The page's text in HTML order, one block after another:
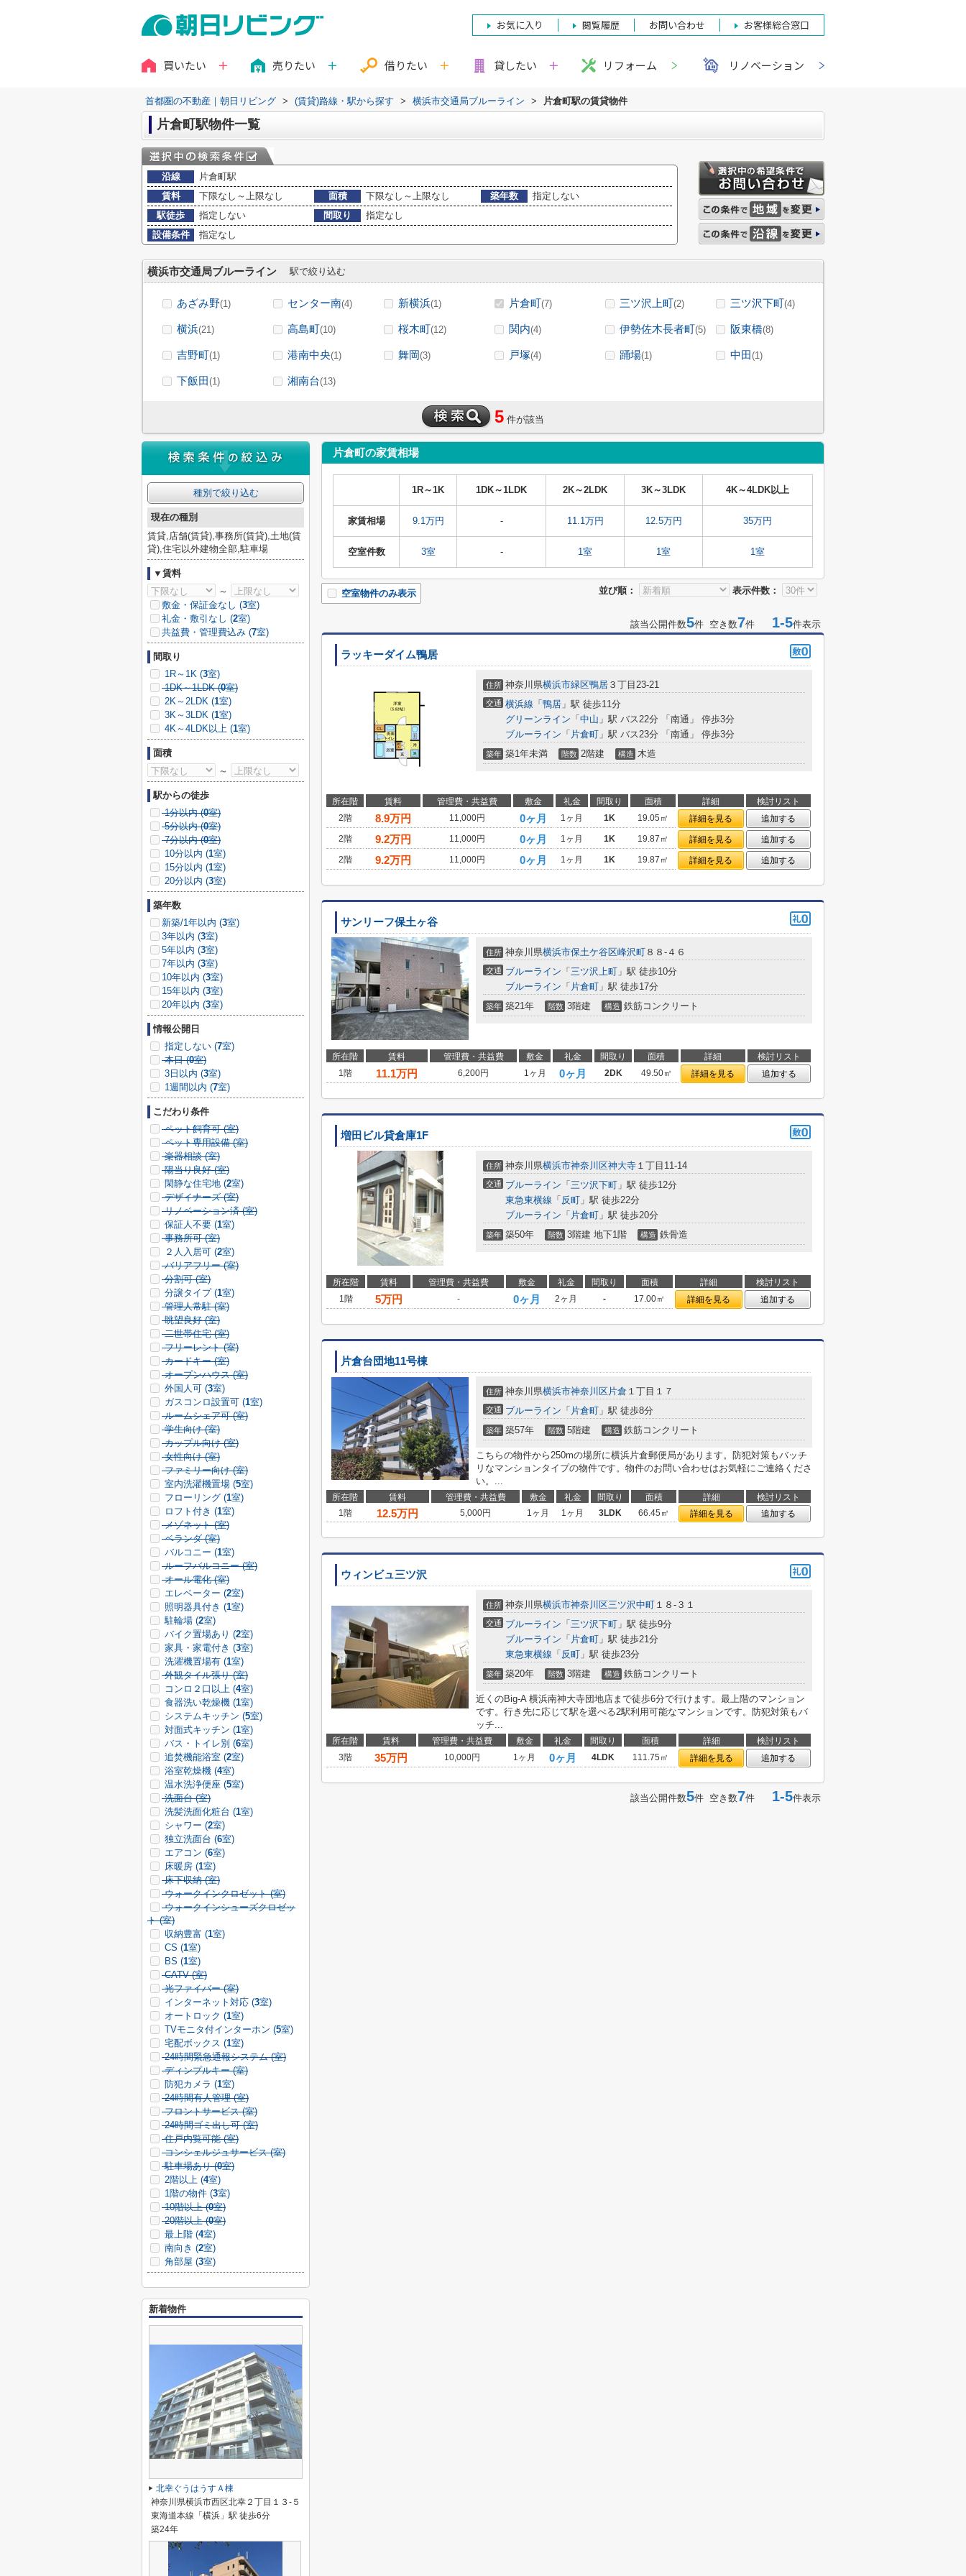
お気に入り 閲覧履歴 お問い合わせ お客様総合窓口
買いたい 売りたい 借りたい 貸したい リフォーム リノベーション
首都圏の不動産｜朝日リビング > (賃貸)路線・駅から探す > 横浜市交通局ブルーライン > 片倉町駅の賃貸物件
片倉町駅物件一覧
沿線
片倉町駅
賃料
下限なし～上限なし 面積 下限なし～上限なし 築年数
指定しない
駅徒歩
指定しない 間取り
指定なし
設備条件
指定なし
横浜市交通局ブルーライン 駅で絞り込む
あざみ野(1) センター南(4) 新横浜(1) 片倉町(7) 三ツ沢上町(2) 三ツ沢下町(4)
横浜(21) 高島町(10) 桜木町(12) 関内(4) 伊勢佐木長者町(5) 阪東橋(8)
吉野町(1) 港南中央(1) 舞岡(3) 戸塚(4) 踊場(1) 中田(1)
下飯田(1) 湘南台(13)
5 件が該当
片倉町の家賃相場
1R～1K 1DK～1LDK 2K～2LDK 3K～3LDK 4K～4LDK以上
家賃相場 9.1万円 - 11.1万円 12.5万円 35万円
空室件数 3室 - 1室 1室 1室
並び順： 表示件数：
空室物件のみ表示
該当公開件数5件 空き数7件 1-5件表示
ラッキーダイム鴨居
住所 神奈川県横浜市緑区鴨居 ３丁目23-21
交通 横浜線 「 鴨居 」駅 徒歩11分
グリーンライン 「 中山 」駅 バス22分 「南通」 停歩3分
ブルーライン 「 片倉町 」駅 バス23分 「南通」 停歩3分
築年 築1年未満 階数 2階建 構造 木造
所在階 賃料 管理費・共益費 敷金 礼金 間取り 面積 詳細
検討リスト
2階
8.9万円 11,000円 0ヶ月 1ヶ月 1K 19.05㎡ 詳細を見る
追加する
2階
9.2万円 11,000円 0ヶ月 1ヶ月 1K 19.87㎡ 詳細を見る
追加する
2階
9.2万円 11,000円 0ヶ月 1ヶ月 1K 19.87㎡ 詳細を見る 追加する
サンリーフ保土ヶ谷
住所 神奈川県横浜市保土ケ谷区峰沢町 ８８-４６
交通 ブルーライン 「 三ツ沢上町 」駅 徒歩10分
ブルーライン 「 片倉町 」駅 徒歩17分
築年 築21年 階数 3階建 構造 鉄筋コンクリート
所在階 賃料 管理費・共益費 敷金 礼金 間取り 面積 詳細
検討リスト
1階
11.1万円 6,200円 1ヶ月 0ヶ月 2DK 49.50㎡ 詳細を見る 追加する
増田ビル貸倉庫1F
住所 神奈川県横浜市神奈川区神大寺 １丁目11-14
交通 ブルーライン 「 三ツ沢下町 」駅 徒歩12分
東急東横線 「 反町 」駅 徒歩22分
ブルーライン 「 片倉町 」駅 徒歩20分
築年 築50年 階数 3階建 地下1階 構造 鉄骨造
所在階 賃料 管理費・共益費 敷金 礼金 間取り 面積 詳細
検討リスト
1階
5万円 - 0ヶ月 2ヶ月 - 17.00㎡ 詳細を見る 追加する
片倉台団地11号棟
住所 神奈川県横浜市神奈川区片倉 １丁目１７
交通 ブルーライン 「 片倉町 」駅 徒歩8分
築年 築57年 階数 5階建 構造 鉄筋コンクリート
こちらの物件から250mの場所に横浜片倉郵便局があります。防犯対策もバッチ
リなマンションタイプの物件です。物件のお問い合わせはお気軽にご連絡くださ
い。...
所在階 賃料 管理費・共益費 敷金 礼金 間取り 面積 詳細
検討リスト
1階
12.5万円 5,000円 1ヶ月 1ヶ月 3LDK 66.45㎡ 詳細を見る 追加する
ウィンビュ三ツ沢
住所 神奈川県横浜市神奈川区三ツ沢中町 １８-３１
交通 ブルーライン 「 三ツ沢下町 」駅 徒歩9分
ブルーライン 「 片倉町 」駅 徒歩21分
東急東横線 「 反町 」駅 徒歩23分
築年 築20年 階数 3階建 構造 鉄筋コンクリート
近くのBig-A 横浜南神大寺団地店まで徒歩6分で行けます。最上階のマンション
です。行き先に応じて駅を選べる2駅利用可能なマンションです。防犯対策もバ
ッチ...
所在階 賃料 管理費・共益費 敷金 礼金 間取り 面積 詳細
検討リスト
3階
35万円 10,000円 1ヶ月 0ヶ月 4LDK 111.75㎡ 詳細を見る 追加する
該当公開件数5件 空き数7件 1-5件表示
種別で絞り込む
現在の種別
賃貸,店舗(賃貸),事務所(賃貸),土地(賃
貸),住宅以外建物全部,駐車場
▼賃料
～
敷金・保証金なし (3室)
礼金・敷引なし (2室)
共益費・管理費込み (7室)
間取り
1R～1K (3室)
1DK～1LDK (0室)
2K～2LDK (1室)
3K～3LDK (1室)
4K～4LDK以上 (1室)
面積
～
駅からの徒歩
1分以内 (0室)
5分以内 (0室)
7分以内 (0室)
10分以内 (1室)
15分以内 (1室)
20分以内 (3室)
築年数
新築/1年以内 (3室)
3年以内 (3室)
5年以内 (3室)
7年以内 (3室)
10年以内 (3室)
15年以内 (3室)
20年以内 (3室)
情報公開日
指定しない (7室)
本日 (0室)
3日以内 (3室)
1週間以内 (7室)
こだわり条件
ペット飼育可 (室)
ペット専用設備 (室)
楽器相談 (室)
陽当り良好 (室)
閑静な住宅地 (2室)
デザイナーズ (室)
リノベーション済 (室)
保証人不要 (1室)
事務所可 (室)
２人入居可 (2室)
バリアフリー (室)
分割可 (室)
分譲タイプ (1室)
管理人常駐 (室)
眺望良好 (室)
二世帯住宅 (室)
フリーレント (室)
カードキー (室)
オープンハウス (室)
外国人可 (3室)
ガスコンロ設置可 (1室)
ルームシェア可 (室)
学生向け (室)
カップル向け (室)
女性向け (室)
ファミリー向け (室)
室内洗濯機置場 (5室)
フローリング (1室)
ロフト付き (1室)
メゾネット (室)
ベランダ (室)
バルコニー (1室)
ルーフバルコニー (室)
オール電化 (室)
エレベーター (2室)
照明器具付き (1室)
駐輪場 (2室)
バイク置場あり (2室)
家具・家電付き (3室)
洗濯機置場有 (1室)
外観タイル張り (室)
コンロ２口以上 (4室)
食器洗い乾燥機 (1室)
システムキッチン (5室)
対面式キッチン (1室)
バス・トイレ別 (6室)
追焚機能浴室 (2室)
浴室乾燥機 (4室)
温水洗浄便座 (5室)
洗面台 (室)
洗髪洗面化粧台 (1室)
シャワー (2室)
独立洗面台 (6室)
エアコン (6室)
床暖房 (1室)
床下収納 (室)
ウォークインクロゼット (室)
ウォークインシューズクロゼッ
ト (室)
収納豊富 (1室)
CS (1室)
BS (1室)
CATV (室)
光ファイバー (室)
インターネット対応 (3室)
オートロック (1室)
TVモニタ付インターホン (5室)
宅配ボックス (1室)
24時間緊急通報システム (室)
ディンプルキー (室)
防犯カメラ (1室)
24時間有人管理 (室)
フロントサービス (室)
24時間ゴミ出し可 (室)
住戸内覧可能 (室)
コンシェルジュサービス (室)
駐車場あり (0室)
2階以上 (4室)
1階の物件 (3室)
10階以上 (0室)
20階以上 (0室)
最上階 (4室)
南向き (2室)
角部屋 (3室)
新着物件
北幸ぐうはうすＡ棟
神奈川県横浜市西区北幸２丁目１３-５
東海道本線「横浜」駅 徒歩6分
築24年